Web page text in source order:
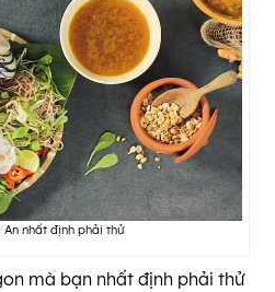
nhất định phải thử
mà bạn nhất định phải thử